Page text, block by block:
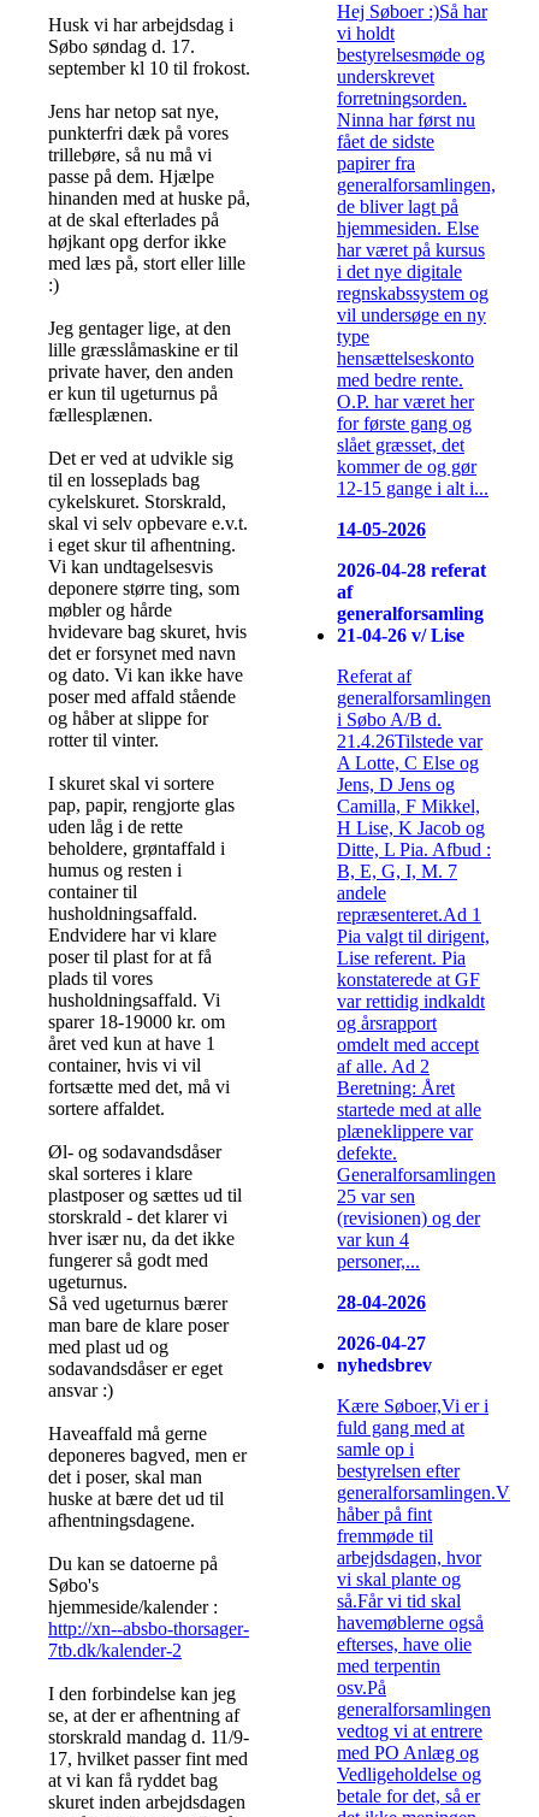
Husk vi har arbejdsdag i
Søbo søndag d. 17.
september kl 10 til frokost.
Jens har netop sat nye,
punkterfri dæk på vores
trillebøre, så nu må vi
passe på dem. Hjælpe
hinanden med at huske på,
at de skal efterlades på
højkant opg derfor ikke
med læs på, stort eller lille
:)
Jeg gentager lige, at den
lille græsslåmaskine er til
private haver, den anden
er kun til ugeturnus på
fællesplænen.
Det er ved at udvikle sig
til en losseplads bag
cykelskuret. Storskrald,
skal vi selv opbevare e.v.t.
i eget skur til afhentning.
Vi kan undtagelsesvis
deponere større ting, som
møbler og hårde
hvidevare bag skuret, hvis
det er forsynet med navn
og dato. Vi kan ikke have
poser med affald stående
og håber at slippe for
rotter til vinter.
I skuret skal vi sortere
pap, papir, rengjorte glas
uden låg i de rette
beholdere, grøntaffald i
humus og resten i
container til
husholdningsaffald.
Endvidere har vi klare
poser til plast for at få
plads til vores
husholdningsaffald. Vi
sparer 18-19000 kr. om
året ved kun at have 1
container, hvis vi vil
fortsætte med det, må vi
sortere affaldet.
Øl- og sodavandsdåser
skal sorteres i klare
plastposer og sættes ud til
storskrald - det klarer vi
hver især nu, da det ikke
fungerer så godt med
ugeturnus.
Så ved ugeturnus bærer
man bare de klare poser
med plast ud og
sodavandsdåser er eget
ansvar :)
Haveaffald må gerne
deponeres bagved, men er
det i poser, skal man
huske at bære det ud til
afhentningsdagene.
Du kan se datoerne på
Søbo's
hjemmeside/kalender :
http://xn--absbo-thorsager-
7tb.dk/kalender-2
I den forbindelse kan jeg
se, at der er afhentning af
storskrald mandag d. 11/9-
17, hvilket passer fint med
at vi kan få ryddet bag
skuret inden arbejdsdagen
Hej Søboer :)Så har
vi holdt
bestyrelsesmøde og
underskrevet
forretningsorden.
Ninna har først nu
fået de sidste
papirer fra
generalforsamlingen,
de bliver lagt på
hjemmesiden. Else
har været på kursus
i det nye digitale
regnskabssystem og
vil undersøge en ny
type
hensættelseskonto
med bedre rente.
O.P. har været her
for første gang og
slået græsset, det
kommer de og gør
12-15 gange i alt i...
14-05-2026
2026-04-28 referat
af
generalforsamling
21-04-26 v/ Lise
Referat af
generalforsamlingen
i Søbo A/B d.
21.4.26Tilstede var
A Lotte, C Else og
Jens, D Jens og
Camilla, F Mikkel,
H Lise, K Jacob og
Ditte, L Pia. Afbud :
B, E, G, I, M. 7
andele
repræsenteret.Ad 1
Pia valgt til dirigent,
Lise referent. Pia
konstaterede at GF
var rettidig indkaldt
og årsrapport
omdelt med accept
af alle. Ad 2
Beretning: Året
startede med at alle
plæneklippere var
defekte.
Generalforsamlingen
25 var sen
(revisionen) og der
var kun 4
personer,...
28-04-2026
2026-04-27
nyhedsbrev
Kære Søboer,Vi er i
fuld gang med at
samle op i
bestyrelsen efter
generalforsamlingen.Vi
håber på fint
fremmøde til
arbejdsdagen, hvor
vi skal plante og
så.Får vi tid skal
havemøblerne også
efterses, have olie
med terpentin
osv.På
generalforsamlingen
vedtog vi at entrere
med PO Anlæg og
Vedligeholdelse og
betale for det, så er